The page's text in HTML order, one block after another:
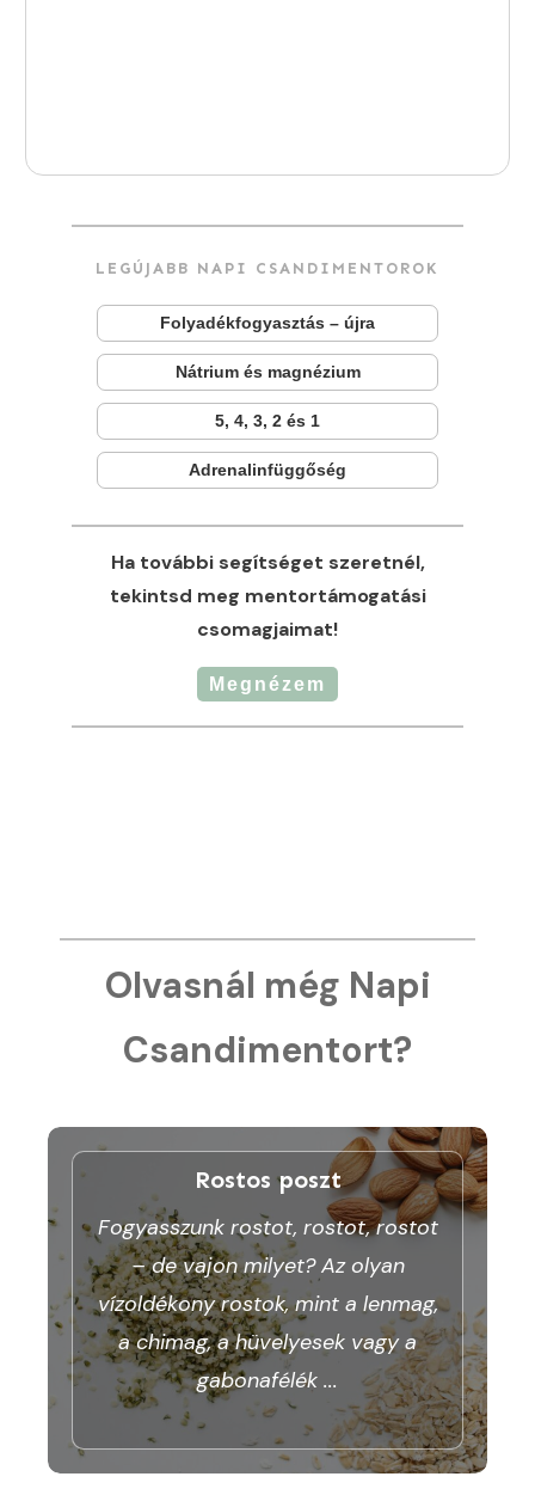
LEGÚJABB NAPI CSANDIMENTOROK
Folyadékfogyasztás – újra
Nátrium és magnézium
5, 4, 3, 2 és 1
Adrenalinfüggőség
Ha további segítséget szeretnél,
tekintsd meg mentortámogatási
csomagjaimat!
Megnézem
Olvasnál még Napi
Csandimentort?
Rostos poszt
Fogyasszunk rostot, rostot, rostot
– de vajon milyet? Az olyan
vízoldékony rostok, mint a lenmag,
a chimag, a hüvelyesek vagy a
gabonafélék ...